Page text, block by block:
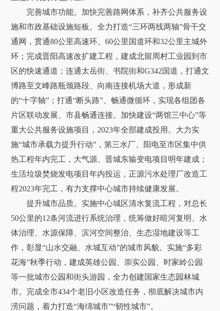
完善城市功能。加快完善路网体系，补齐公共服务设
施和市政基础设施短板。全力打造“三环两线两轴”骨干交
通网，贯通80公里高速环、60公里国道环和32公里主城外
环；完成晋阳高速改扩建工程，建成北留周村工业园到市
区的快速通道；连通太岳街、书院街和G342国道，打通文
博路至文峰路瓶颈路段、向南连接机场大道，形成新
的“十字轴”；打通“断头路”、畅通微循环，实现各组团各
片区联动发展、市县畅通连接。加快建设“两馆三中心”等
重大公共服务设施项目，2023年全部建成投用。大力实
施“城市承载力提升行动”，第三水厂、阳电至市区集中供
热工程年内完工，大气源、晋城东输变电项目明年建成；
生活垃圾焚烧发电项目年内投运，正源污水处理厂改造工
程2023年完工，有力支撑中心城市持续健康发展。
提升城市品质。实施中心城区清水复流工程，对总长
50公里的12条河流进行系统治理，统筹做好暗河复明、水
体治理、水源保障、滨河空间整治、生态湿地建设等工
作，彰显“山水交融、水城互动”的城市风貌。实施“多彩
花海”秋季行动，建成英雄公园、崇实公园、时家岭公园
等一批城市公园和街头游园，全力创建国家生态园林城
市。完成全市434个老旧小区改造任务，彻底解决城市内
涝问题，着力打造“海绵城市”“韧性城市”。